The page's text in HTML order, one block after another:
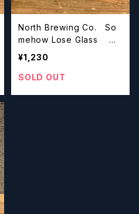
North Brewing Co. So
mehow Lose Glass
ノース ブリューイング サ
ムハウ ルーズ グラス
¥1,230
SOLD OUT